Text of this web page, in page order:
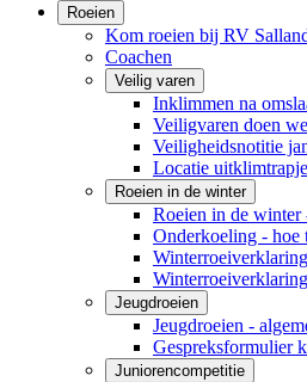
Roeien
Kom roeien bij RV
Coachen
Veilig varen
Inklimmen na
Veiligvaren doen
Veiligheidsnotitie
Locatie
Roeien in de winter
Roeien in de winter
Onderkoeling - hoe
Winterroeiverklaring
Jeugdroeien
Jeugdroeien -
Gespreksformulier
Juniorencompetitie